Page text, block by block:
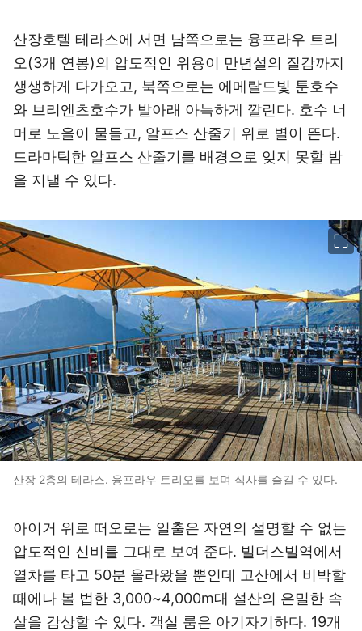
산장호텔 테라스에 서면 남쪽으로는 융프라우 트리
오(3개 연봉)의 압도적인 위용이 만년설의 질감까지
생생하게 다가오고, 북쪽으로는 에메랄드빛 툰호수
와 브리엔츠호수가 발아래 아늑하게 깔린다. 호수 너
머로 노을이 물들고, 알프스 산줄기 위로 별이 뜬다.
드라마틱한 알프스 산줄기를 배경으로 잊지 못할 밤
을 지낼 수 있다.
산장 2층의 테라스. 융프라우 트리오를 보며 식사를 즐길 수 있다.
아이거 위로 떠오로는 일출은 자연의 설명할 수 없는
압도적인 신비를 그대로 보여 준다. 빌더스빌역에서
열차를 타고 50분 올라왔을 뿐인데 고산에서 비박할
때에나 볼 법한 3,000~4,000m대 설산의 은밀한 속
살을 감상할 수 있다. 객실 룸은 아기자기하다. 19개